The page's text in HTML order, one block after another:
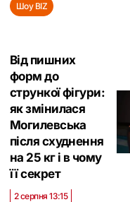
Шоу BIZ
Від пишних
форм до
стрункої фігури:
як змінилася
Могилевська
після схуднення
на 25 кг і в чому
її секрет
2 серпня 13:15